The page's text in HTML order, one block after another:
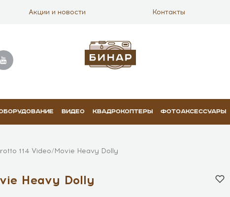
Акции и новости Контакты
ВИДЕО КВАДРОКОПТЕРЫ ФОТОАКСЕССУАРЫ
114 Video/Movie Heavy Dolly
Heavy Dolly